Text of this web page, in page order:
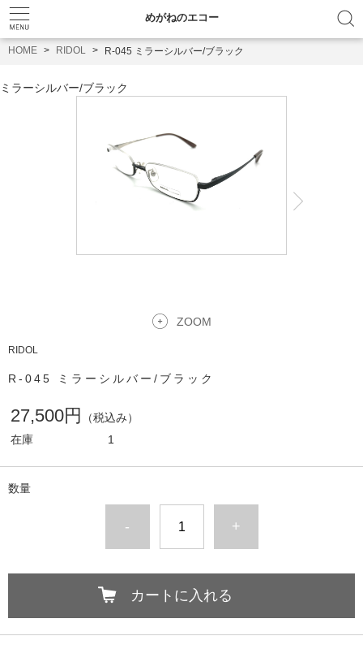
めがねのエコー
HOME RIDOL R-045 ミラーシルバー/ブラック
ミラーシルバー/ブラック
ZOOM
RIDOL
R-045 ミラーシルバー/ブラック
27,500円
（税込み）
在庫
1
数量
- +
カートに入れる